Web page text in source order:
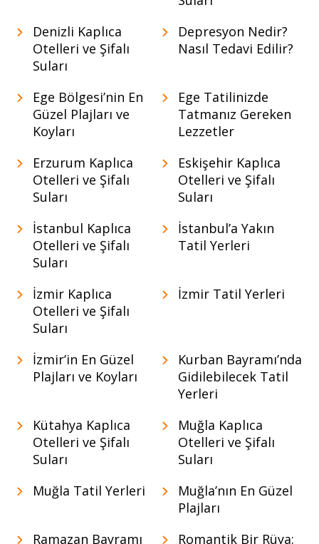
Denizli Kaplıca
Otelleri ve Şifalı
Suları
Depresyon Nedir?
Nasıl Tedavi Edilir?
Ege Bölgesi’nin En
Güzel Plajları ve
Koyları
Ege Tatilinizde
Tatmanız Gereken
Lezzetler
Erzurum Kaplıca
Otelleri ve Şifalı
Suları
Eskişehir Kaplıca
Otelleri ve Şifalı
Suları
İstanbul Kaplıca
Otelleri ve Şifalı
Suları
İstanbul’a Yakın
Tatil Yerleri
İzmir Kaplıca
Otelleri ve Şifalı
Suları
İzmir Tatil Yerleri
İzmir’in En Güzel
Plajları ve Koyları
Kurban Bayramı’nda
Gidilebilecek Tatil
Yerleri
Kütahya Kaplıca
Otelleri ve Şifalı
Suları
Muğla Kaplıca
Otelleri ve Şifalı
Suları
Muğla Tatil Yerleri
Muğla’nın En Güzel
Plajları
Ramazan Bayramı
Romantik Bir Rüya: